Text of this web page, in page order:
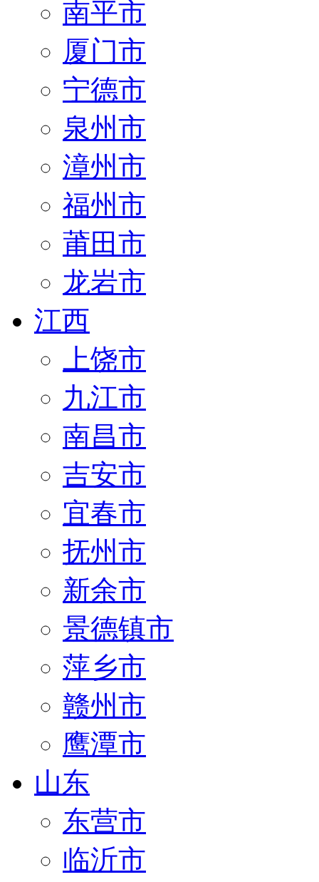
南平市
厦门市
宁德市
泉州市
漳州市
福州市
莆田市
龙岩市
江西
上饶市
九江市
南昌市
吉安市
宜春市
抚州市
新余市
景德镇市
萍乡市
赣州市
鹰潭市
山东
东营市
临沂市